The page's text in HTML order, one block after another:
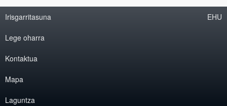
Irisgarritasuna
Lege oharra
Kontaktua
Mapa
Laguntza
EHU